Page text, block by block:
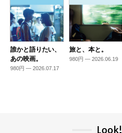
誰かと語りたい、
あの映画。
980円 — 2026.07.17
旅と、本と。
980円 — 2026.06.19
Look!